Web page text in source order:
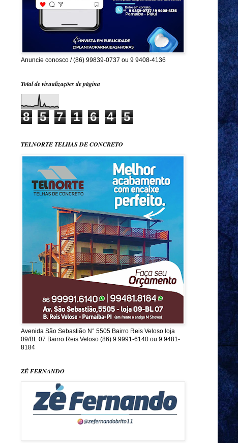
Anuncie conosco / (86) 99839-0737 ou 9 9408-4136
Total de visualizações de página
8 5 7 1 6 4 5
TELNORTE TELHAS DE CONCRETO
Avenida São Sebastião N° 5505 Bairro Reis Veloso loja
09/BL 07 Bairro Reis Veloso (86) 9 9991-6140 ou 9 9481-
8184
ZÉ FERNANDO